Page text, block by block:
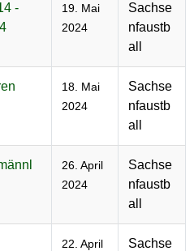
-
19. Mai
2024
Sachse
nfaustb
all
18. Mai
2024
Sachse
nfaustb
all
26. April
2024
Sachse
nfaustb
all
22. April
Sachse